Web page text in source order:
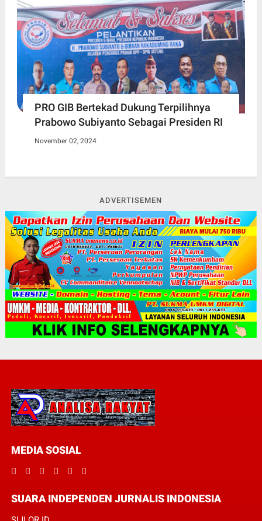
PRO GIB Bertekad Dukung Terpilihnya
Prabowo Subiyanto Sebagai Presiden RI
November 02, 2024
ADVERTISEMEN
MEDIA SOSIAL
SUARA INDEPENDEN JURNALIS INDONESIA